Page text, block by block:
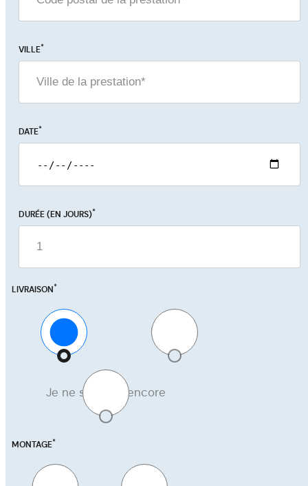
VILLE*
DATE*
DURÉE (EN JOURS)*
LIVRAISON*
Retrait Livraison
Je ne sais pas encore
MONTAGE*